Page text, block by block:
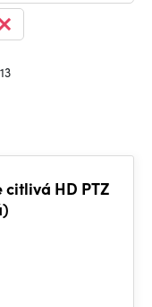
citlivá HD PTZ